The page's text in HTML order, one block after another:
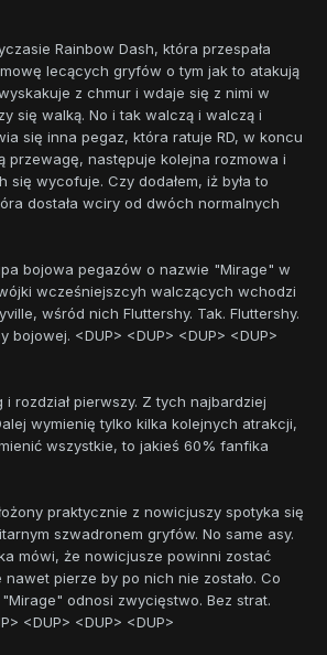
Rainbow Dash, która przespała
lecących gryfów o tym jak to atakują
z chmur i wdaje się z nimi w
się walką. No i tak walczą i walczą i
się inna pegaz, która ratuje RD, w koncu
przewagę, następuje kolejna rozmowa i
wycofuje. Czy dodałem, iż była to
dostała wciry od dwóch normalnych
bojowa pegazów o nazwie "Mirage" w
wcześniejszcyh walczących wchodzi
wśród nich Fluttershy. Tak. Fluttershy.
bojowej. <DUP> <DUP> <DUP> <DUP>
rozdział pierwszy. Z tych najbardziej
wymienię tylko kilka kolejnych atrakcji,
wszystkie, to jakieś 60% fanfika
praktycznie z nowicjuszy spotyka się
szwadronem gryfów. No same asy.
mówi, że nowicjusze powinni zostać
pierze by po nich nie zostało. Co
odnosi zwycięstwo. Bez strat.
<DUP> <DUP> <DUP>